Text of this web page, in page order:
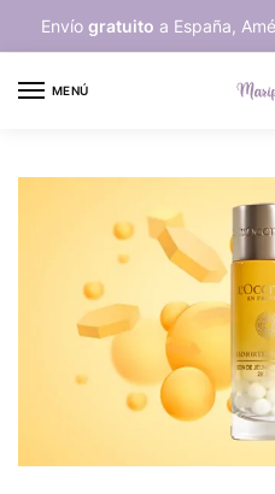
Envío gratuito a España,
MENÚ